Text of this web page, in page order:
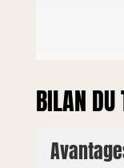
BILAN DU